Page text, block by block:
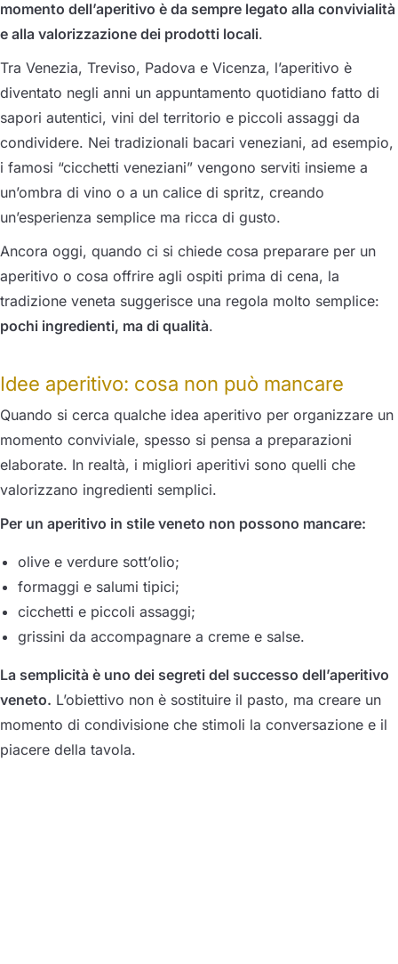
momento dell’aperitivo è da sempre legato alla convivialità
e alla valorizzazione dei prodotti locali.
Tra Venezia, Treviso, Padova e Vicenza, l’aperitivo è
diventato negli anni un appuntamento quotidiano fatto di
sapori autentici, vini del territorio e piccoli assaggi da
condividere. Nei tradizionali bacari veneziani, ad esempio,
i famosi “cicchetti veneziani” vengono serviti insieme a
un’ombra di vino o a un calice di spritz, creando
un’esperienza semplice ma ricca di gusto.
Ancora oggi, quando ci si chiede cosa preparare per un
aperitivo o cosa offrire agli ospiti prima di cena, la
tradizione veneta suggerisce una regola molto semplice:
pochi ingredienti, ma di qualità.
Idee aperitivo: cosa non può mancare
Quando si cerca qualche idea aperitivo per organizzare un
momento conviviale, spesso si pensa a preparazioni
elaborate. In realtà, i migliori aperitivi sono quelli che
valorizzano ingredienti semplici.
Per un aperitivo in stile veneto non possono mancare:
olive e verdure sott’olio;
formaggi e salumi tipici;
cicchetti e piccoli assaggi;
grissini da accompagnare a creme e salse.
La semplicità è uno dei segreti del successo dell’aperitivo
veneto. L’obiettivo non è sostituire il pasto, ma creare un
momento di condivisione che stimoli la conversazione e il
piacere della tavola.